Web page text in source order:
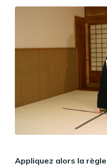
Appliquez alors la